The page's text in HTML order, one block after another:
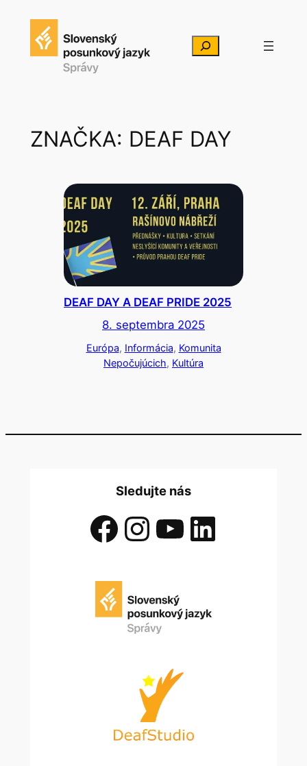
Hľadať
ZNAČKA: DEAF DAY
DEAF DAY A DEAF PRIDE 2025
8. septembra 2025
Európa, Informácia, Komunita
Nepočujúcich, Kultúra
Sledujte nás
Facebook InstagramYouTube LinkedIn